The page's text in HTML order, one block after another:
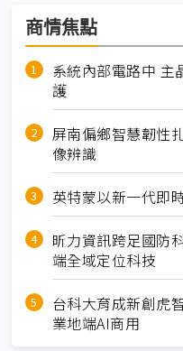
商情焦點
系統內部電路中 主
護
屏南偏鄉智慧韌性
像辨識
英特蒙以新一代即
昕力資訊跨足國防
端全域定位科技
台科大育成新創虎
業地端AI商用